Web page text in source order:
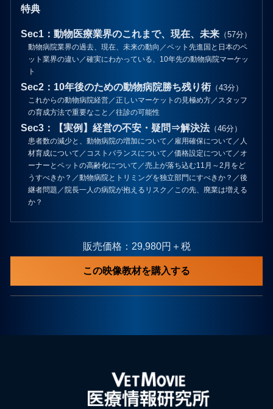
特典
Sec1：動物医療業界のこれまで、現在、未来（57分）
動物病院業界の過去、現在、未来の動向／ペット先進国と日本のペ
ット業界の違い／確実にわかっている、10年先の動物病院マーケッ
ト
Sec2：10年後のための動物病院勝ち残り術（43分）
これからの動物病院経営／正しいマーケットの見極め方／スタッフ
の育成方法で重要なこと／往診の可能性
Sec3：【実例】経営の不安・疑問⇒解決法（46分）
患者数の減少と、動物病院の増加について／雇用確保について／人
材育成について／コストバランスについて／価格設定について／オ
ーナーとペットの高齢化について／売上が落ち込む11月～2月をど
うすべきか？／動物病院とトリミングを独立部門にすべきか？／後
継者問題／院長一人の病院が抱えるリスク／この先、廃業は増える
か？
販売価格：29,980円＋税
この映像教材を購入する